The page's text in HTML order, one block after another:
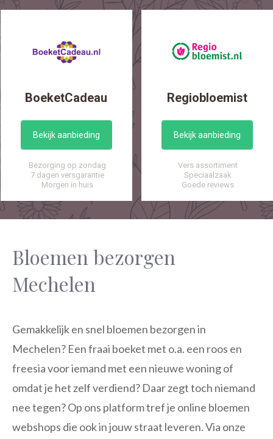
BoeketCadeau
Bekijk aanbieding
Bezorging op zondag
7 dagen versgarantie
Morgen in huis
Regiobloemist
Bekijk aanbieding
Vers assortiment
Speciaalzaak
Goede reviews
Bloemen bezorgen
Mechelen
Gemakkelijk en snel bloemen bezorgen in
Mechelen? Een fraai boeket met o.a. een roos en
freesia voor iemand met een nieuwe woning of
omdat je het zelf verdiend? Daar zegt toch niemand
nee tegen? Op ons platform tref je online bloemen
webshops die ook in jouw straat leveren. Via onze